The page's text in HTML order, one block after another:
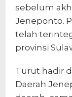
sebelum
Jeneponto.
telah
provinsi
Turut hadir
Daerah